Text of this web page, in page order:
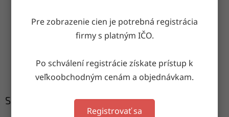
Pre zobrazenie cien je potrebná registrácia
firmy s platným IČO.
Po schválení registrácie získate prístup k
veľkoobchodným cenám a objednávkam.
Registrovať sa
na akúkoľvek adresu
Garancia doručenia
nepoškodeného tovaru
Súvisiaci tovar